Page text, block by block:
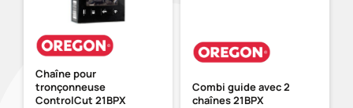
Chaîne pour
tronçonneuse
ControlCut 21BPX
Combi guide avec 2
chaînes 21BPX